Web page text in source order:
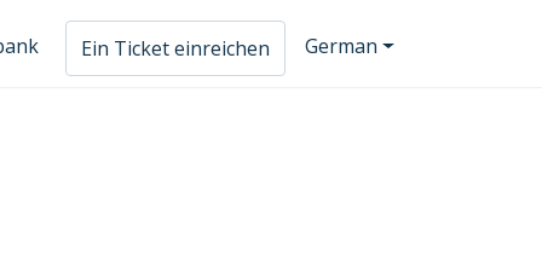
Ein Ticket einreichen German